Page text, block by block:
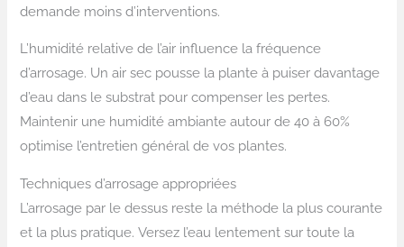
demande moins d’interventions.
L’humidité relative de l’air influence la fréquence
d’arrosage. Un air sec pousse la plante à puiser davantage
d’eau dans le substrat pour compenser les pertes.
Maintenir une humidité ambiante autour de 40 à 60%
optimise l’entretien général de vos plantes.
Techniques d’arrosage appropriées
L’arrosage par le dessus reste la méthode la plus courante
et la plus pratique. Versez l’eau lentement sur toute la